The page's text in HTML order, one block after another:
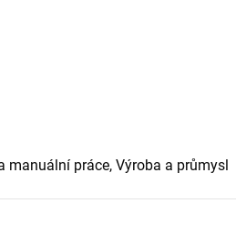
manuální práce, Výroba a průmysl